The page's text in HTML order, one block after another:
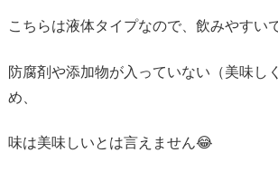
こちらは液体タイプなので、飲みやすい
防腐剤や添加物が入っていない（美味し
め、
味は美味しいとは言えません😂